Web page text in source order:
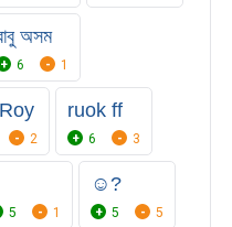
অসম
6 1
2
ruok ff
6 3
5 1
☺️?
5 5